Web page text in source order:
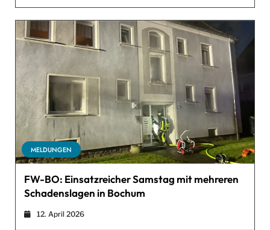
MELDUNGEN
FW-BO: Einsatzreicher Samstag mit mehreren
Schadenslagen in Bochum
12. April 2026